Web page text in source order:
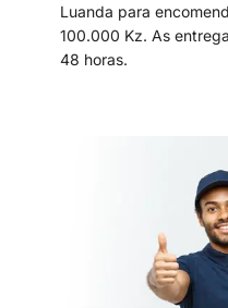
Luanda para
100.000 Kz. As
48 horas.